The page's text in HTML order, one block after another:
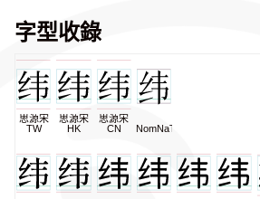
字型收錄
思源宋
TW
思源宋
HK
思源宋
CN
NomNaTong